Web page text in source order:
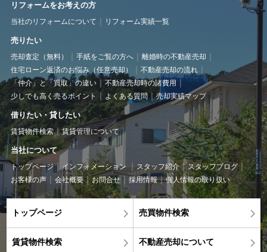
リフォームをお考えの方
当社のリフォームについて リフォーム実績一覧
売りたい
売却査定（無料） 手紙をご覧の方へ
離婚時の不動産売却
住宅ローン返済のお悩み（任意売却）
不動産売却の流れ
「仲介」と「買取」の違い
不動産売却時の諸費用
少しでも高く売るポイント
よくある質問 売却実績マップ
借りたい・貸したい
賃貸物件検索 賃貸管理について
当社について
トップページ インフォメーション スタッフ紹介
スタッフブログ
お客様の声
会社概要 お問合せ 採用情報 個人情報の取り扱い
トップページ 売買物件検索
賃貸物件検索 不動産売却について